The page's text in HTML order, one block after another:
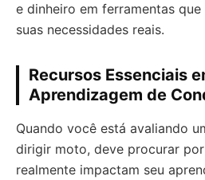
e dinheiro em ferramentas
suas necessidades reais.
Recursos Essenciais
Aprendizagem de
Quando você está avaliando
dirigir moto, deve procurar
realmente impactam seu